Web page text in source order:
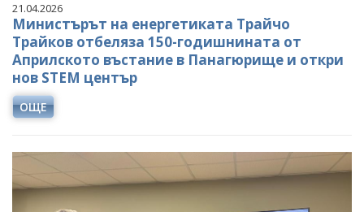
21.04.2026
Министърът на енергетиката Трайчо
Трайков отбеляза 150-годишнината от
Априлското въстание в Панагюрище и откри
нов STEM център
ОЩЕ